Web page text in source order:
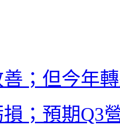
；但今年
損；預期Q3